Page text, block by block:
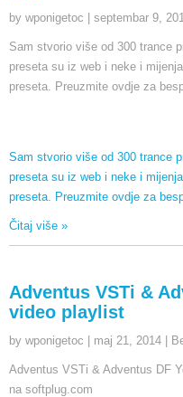
by wponigetoc | septembar 9,
Sam stvorio više od 300 trance
preseta su iz web i neke i
preseta. Preuzmite ovdje za
Sam stvorio više od 300 trance
preseta su iz web i neke i
preseta. Preuzmite ovdje za
Čitaj više »
Adventus VSTi &
video playlist
by wponigetoc | maj 21, 2014 |
Adventus VSTi & Adventus DF
na softplug.com